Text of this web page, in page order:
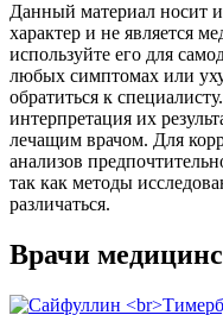
Данный материал носит
характер и не является
используйте его для
любых симптомах или
обратиться к
интерпретация их
лечащим врачом. Для
анализов
так как методы
различаться.
Врачи